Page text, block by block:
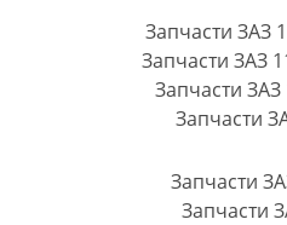
Запчасти ЗАЗ
Запчасти ЗАЗ
Запчасти
Запчасти
Запчасти
Запчасти